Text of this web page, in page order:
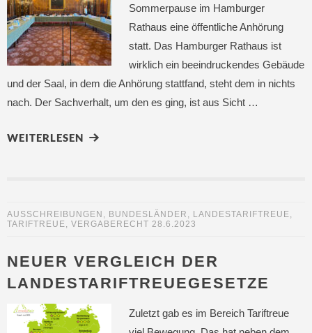
Sommerpause im Hamburger
Rathaus eine öffentliche Anhörung
statt. Das Hamburger Rathaus ist
wirklich ein beeindruckendes Gebäude
und der Saal, in dem die Anhörung stattfand, steht dem in nichts
nach. Der Sachverhalt, um den es ging, ist aus Sicht …
WEITERLESEN
AUSSCHREIBUNGEN , BUNDESLÄNDER , LANDESTARIFTREUE,
TARIFTREUE, VERGABERECHT 28.6.2023
NEUER VERGLEICH DER
LANDESTARIFTREUEGESETZE
Zuletzt gab es im Bereich Tariftreue